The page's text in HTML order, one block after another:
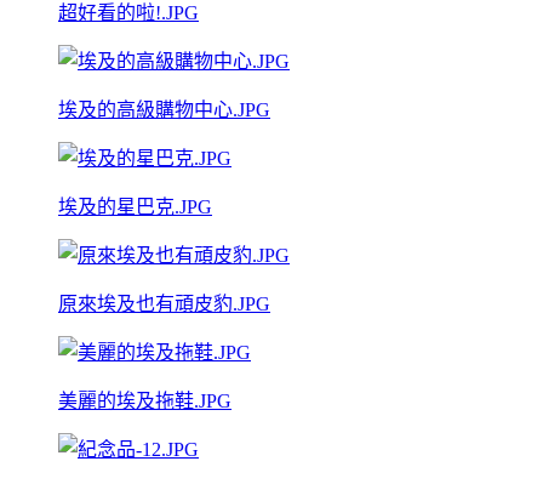
超好看的啦!.JPG
埃及的高級購物中心.JPG
埃及的星巴克.JPG
原來埃及也有頑皮豹.JPG
美麗的埃及拖鞋.JPG